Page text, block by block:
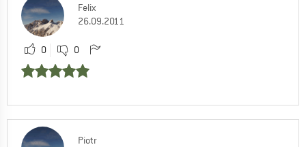
Felix
26.09.2011
0 0
Piotr